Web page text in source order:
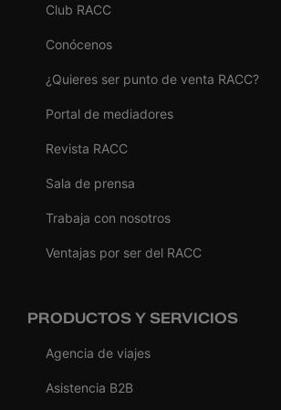
Club RACC
Conócenos
¿Quieres ser punto de venta RACC?
Portal de mediadores
Revista RACC
Sala de prensa
Trabaja con nosotros
Ventajas por ser del RACC
PRODUCTOS Y SERVICIOS
Agencia de viajes
Asistencia B2B